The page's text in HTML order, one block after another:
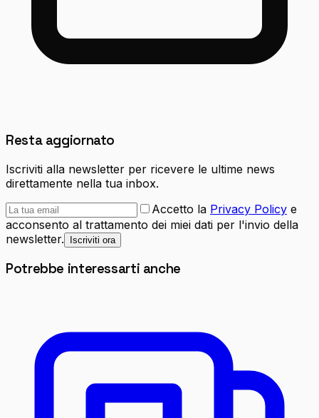
Resta aggiornato
Iscriviti alla newsletter per ricevere le ultime news
direttamente nella tua inbox.
Accetto la Privacy Policy e
acconsento al trattamento dei miei dati per l'invio della
newsletter.
Iscriviti ora
Potrebbe interessarti anche